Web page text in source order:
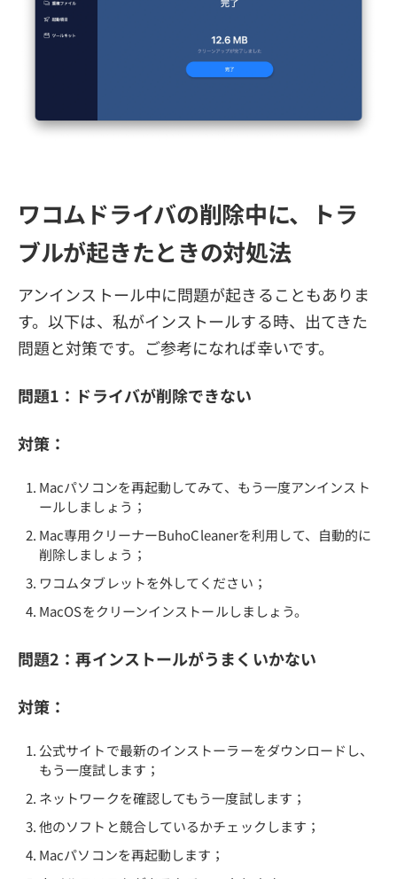
ワコムドライバの削除中に、トラ
ブルが起きたときの対処法
アンインストール中に問題が起きることもありま
す。以下は、私がインストールする時、出てきた
問題と対策です。ご参考になれば幸いです。
問題1：ドライバが削除できない
対策：
Macパソコンを再起動してみて、もう一度アンインスト
ールしましょう；
Mac専用クリーナーBuhoCleanerを利用して、自動的に
削除しましょう；
ワコムタブレットを外してください；
MacOSをクリーンインストールしましょう。
問題2：再インストールがうまくいかない
対策：
公式サイトで最新のインストーラーをダウンロードし、
もう一度試します；
ネットワークを確認してもう一度試します；
他のソフトと競合しているかチェックします；
Macパソコンを再起動します；